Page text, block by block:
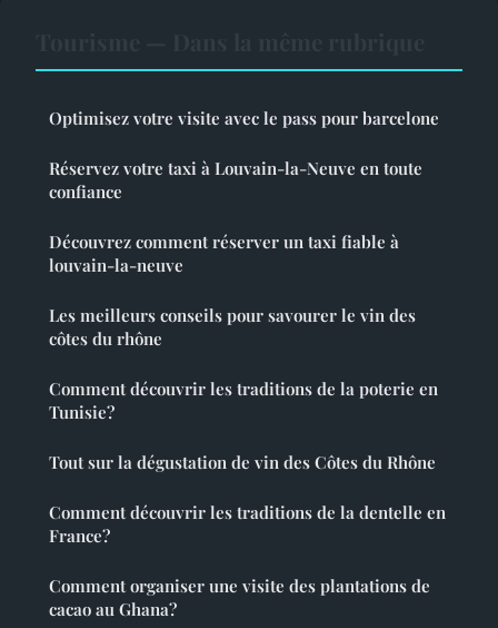
Optimisez votre visite avec le pass pour barcelone
Réservez votre taxi à Louvain-la-Neuve en toute
confiance
Découvrez comment réserver un taxi fiable à
louvain-la-neuve
Les meilleurs conseils pour savourer le vin des
côtes du rhône
Comment découvrir les traditions de la poterie en
Tunisie?
Tout sur la dégustation de vin des Côtes du Rhône
Comment découvrir les traditions de la dentelle en
France?
Comment organiser une visite des plantations de
cacao au Ghana?